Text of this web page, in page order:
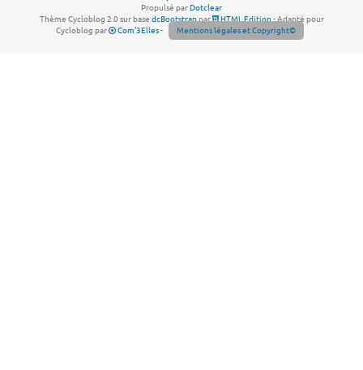
Propulsé parDotclear
Thème Cycloblog 2.0 sur base dcBootstrappar HTML Edition- Adapté pour
Cycloblog par
Com'3Elles- Mentions légales et Copyright©